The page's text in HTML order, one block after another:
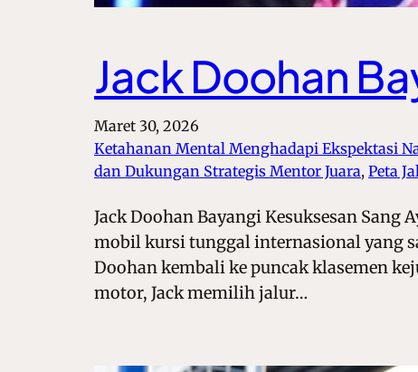
Jack Doohan
Maret 30, 2026
Ketahanan Mental Menghadapi Ekspektasi
dan Dukungan Strategis Mentor Juara, Peta
Jack Doohan Bayangi Kesuksesan
mobil kursi tunggal internasional yang
Doohan kembali ke puncak klasemen
motor, Jack memilih jalur…